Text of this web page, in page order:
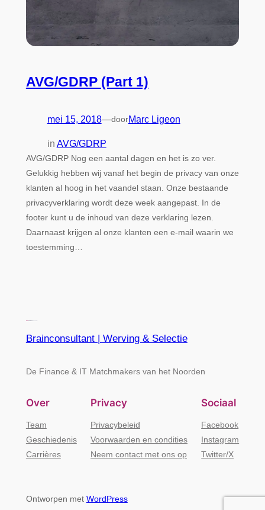
AVG/GDRP (Part 1)
mei 15, 2018—doorMarc Ligeon
in AVG/GDRP
AVG/GDRP Nog een aantal dagen en het is zo ver.
Gelukkig hebben wij vanaf het begin de privacy van onze
klanten al hoog in het vaandel staan. Onze bestaande
privacyverklaring wordt deze week aangepast. In de
footer kunt u de inhoud van deze verklaring lezen.
Daarnaast krijgen al onze klanten een e-mail waarin we
toestemming…
Brainconsultant | Werving & Selectie
De Finance & IT Matchmakers van het Noorden
Over
Team
Geschiedenis
Carrières
Privacy
Privacybeleid
Voorwaarden en condities
Neem contact met ons op
Sociaal
Facebook
Instagram
Twitter/X
Ontworpen met WordPress